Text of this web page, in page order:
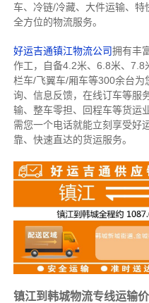
车、冷链/冷藏、大件运输、
全方位的物流服务。
好运吉通镇江物流公司拥有丰
作工，自备4.2米、6.8米、
栏车/飞翼车/厢车等300余台为
询、信息反馈，在线订车等服务
输、整车零担、回程车等货运业
需您一个电话就能立刻享受好
靠、快速直达的货运服务。
镇江到韩城物流专线运输价